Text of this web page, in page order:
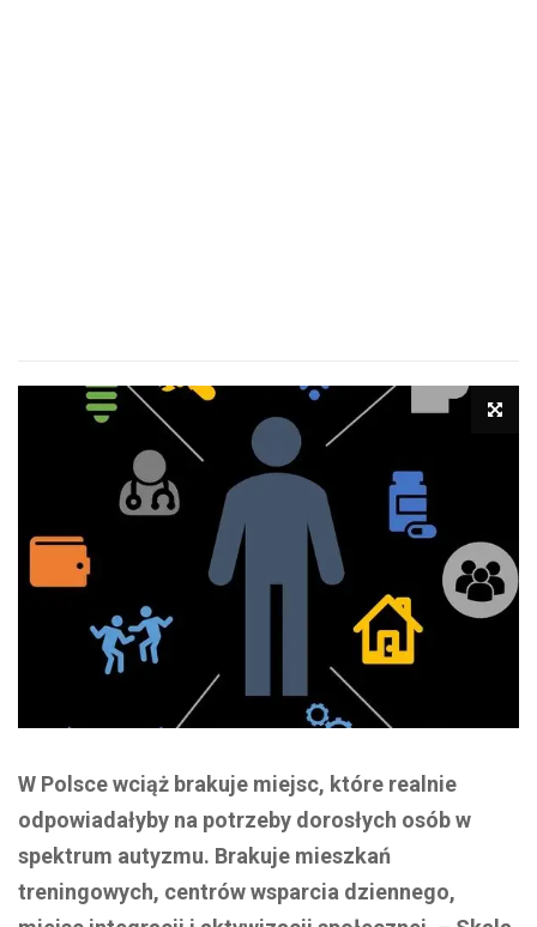
W Polsce wciąż brakuje miejsc, które realnie
odpowiadałyby na potrzeby dorosłych osób w
spektrum autyzmu. Brakuje mieszkań
treningowych, centrów wsparcia dziennego,